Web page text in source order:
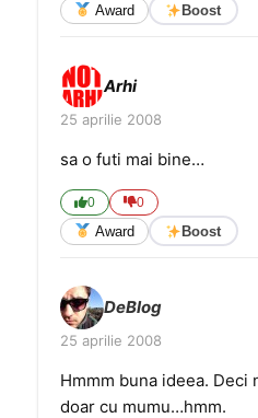
Award Boost
Arhi
25 aprilie 2008
sa o futi mai bine…
0 0
Award Boost
DeBlog
25 aprilie 2008
Hmmm buna ideea. Deci
doar cu mumu…hmm.